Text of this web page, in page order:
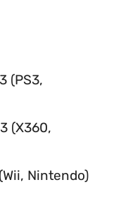
(PS3,
(X360,
Nintendo)